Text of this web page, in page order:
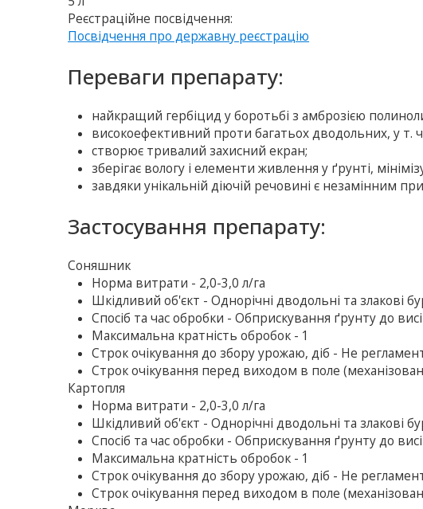
Реєстраційне посвідчення:
Посвідчення про державну реєстрацію
Переваги препарату:
найкращий гербіцид у боротьбі з амброзією
високоефективний проти багатьох дводольних, у т. ч.
створює тривалий захисний екран;
зберігає вологу і елементи живлення у ґрунті,
завдяки унікальній діючій речовині є незамінним
Застосування препарату:
Соняшник
Норма витрати - 2,0-3,0 л/га
Шкідливий об'єкт - Однорічні дводольні та злакові
Спосіб та час обробки - Обприскування ґрунту до
Максимальна кратність обробок - 1
Строк очікування до збору урожаю, діб - Не
Строк очікування перед виходом в поле
Картопля
Норма витрати - 2,0-3,0 л/га
Шкідливий об'єкт - Однорічні дводольні та злакові
Спосіб та час обробки - Обприскування ґрунту до
Максимальна кратність обробок - 1
Строк очікування до збору урожаю, діб - Не
Строк очікування перед виходом в поле